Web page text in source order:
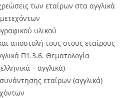
των εταίρων στα αγγλικά
υλικού
αποστολή τους στους εταίρους
Π1.3.6. Θεματολογία
– αγγλικά)
εταίρων (αγγλικά)